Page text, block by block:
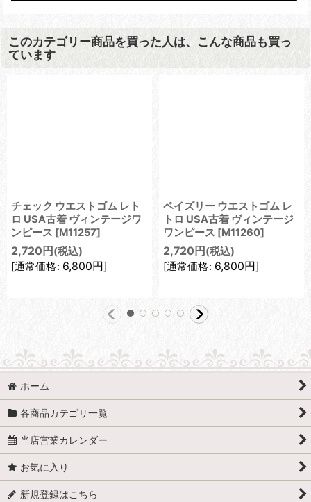
このカテゴリー商品を買った人は、こんな商品も買っ
ています
チェック ウエストゴム レト
ロ USA古着 ヴィンテージワ
ンピース [M11257]
2,720 円 (税込)
[通常価格: 6,800円]
ペイズリー ウエストゴム レ
トロ USA古着 ヴィンテージ
ワンピース [M11260]
2,720 円 (税込)
[通常価格: 6,800円]
ホーム
各商品カテゴリ一覧
当店営業カレンダー
お気に入り
新規登録はこちら